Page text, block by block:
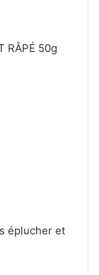
RÂPÉ 50g
éplucher et